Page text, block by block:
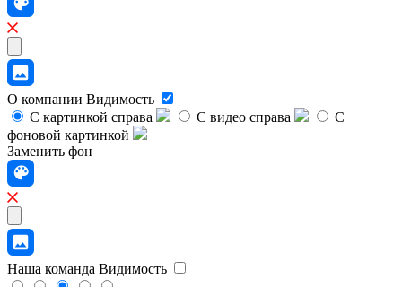
О компании Видимость
С картинкой справа
С видео справа
С
фоновой картинкой
Заменить фон
Наша команда Видимость